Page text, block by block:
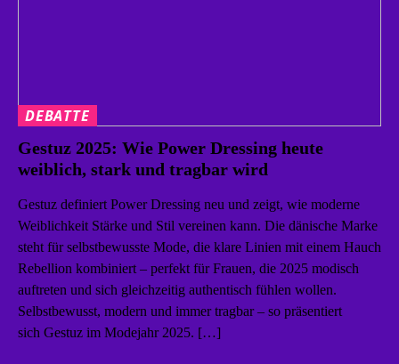
DEBATTE
Gestuz 2025: Wie Power Dressing heute
weiblich, stark und tragbar wird
Gestuz definiert Power Dressing neu und zeigt, wie moderne
Weiblichkeit Stärke und Stil vereinen kann. Die dänische Marke
steht für selbstbewusste Mode, die klare Linien mit einem Hauch
Rebellion kombiniert – perfekt für Frauen, die 2025 modisch
auftreten und sich gleichzeitig authentisch fühlen wollen.
Selbstbewusst, modern und immer tragbar – so präsentiert
sich Gestuz im Modejahr 2025. […]